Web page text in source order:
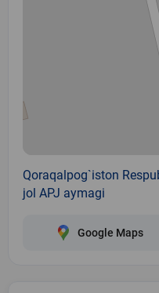
Qoraqalpog`iston
jol APJ aymagi
Google Maps